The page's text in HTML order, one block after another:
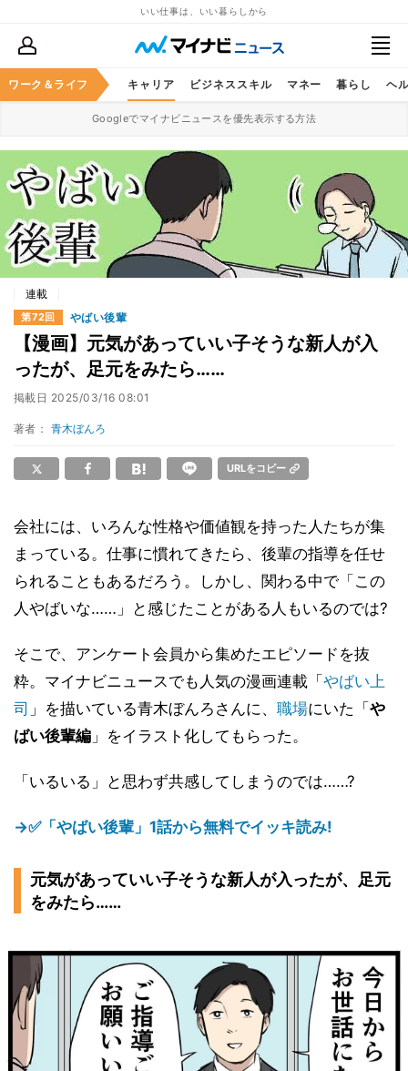
いい仕事は、いい暮らしから
ワーク＆ライフ キャリア ビジネススキル マネー 暮らし ヘ
Googleでマイナビニュースを優先表示する方法
連載
第72回 やばい後輩
【漫画】元気があっていい子そうな新人が入
ったが、足元をみたら……
掲載日 2025/03/16 08:01
著者： 青木ぼんろ
URLをコピー
会社には、いろんな性格や価値観を持った人たちが集
まっている。仕事に慣れてきたら、後輩の指導を任せ
られることもあるだろう。しかし、関わる中で「この
人やばいな……」と感じたことがある人もいるのでは?
そこで、アンケート会員から集めたエピソードを抜
粋。マイナビニュースでも人気の漫画連載「 やばい上
司 」を描いている青木ぼんろさんに、 職場にいた「 や
ばい後輩編 」をイラスト化してもらった。
「いるいる」と思わず共感してしまうのでは……?
→✅「やばい後輩」1話から無料でイッキ読み!
元気があっていい子そうな新人が入ったが、足元
をみたら……